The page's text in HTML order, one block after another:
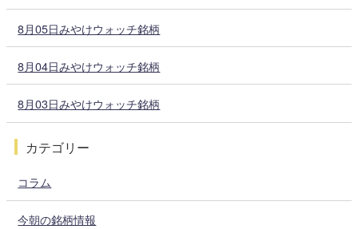
8月05日みやけウォッチ銘柄
8月04日みやけウォッチ銘柄
8月03日みやけウォッチ銘柄
カテゴリー
コラム
今朝の銘柄情報